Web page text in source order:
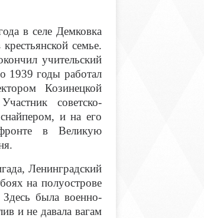
в селе Демковка
семье.
учительский
1939 годы работал
Козинецкой
советско-
и на его
в Великую
Ленинградский
на полуострове
Здесь была военно-
и не давала вагам